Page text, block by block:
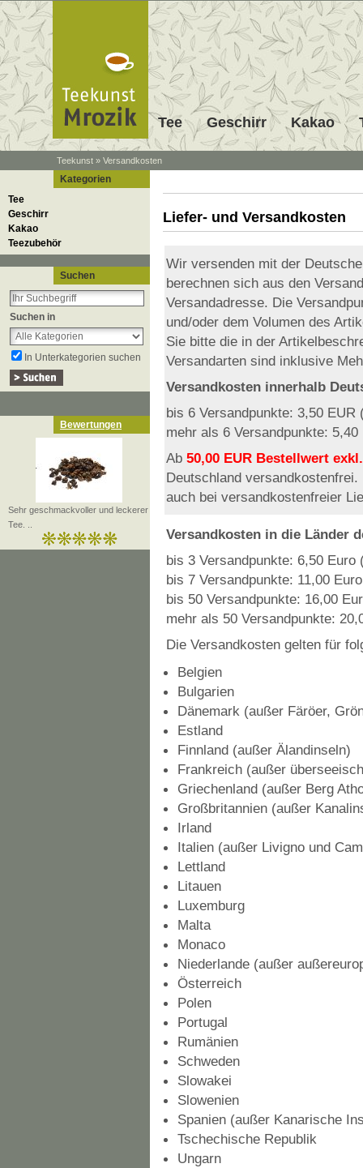
Tee Geschirr Kakao
Teekunst » Versandkosten
Kategorien
Tee
Geschirr
Kakao
Teezubehör
Suchen
Suchen in
In Unterkategorien suchen
Bewertungen
Sehr geschmackvoller und leckerer
Tee. ..
Liefer- und Versandkosten
Wir versenden mit der
berechnen sich aus den
Versandadresse. Die
und/oder dem Volumen des
Sie bitte die in der
Versandarten sind inklusive
Versandkosten innerhalb
bis 6 Versandpunkte: 3,50 EUR
mehr als 6 Versandpunkte:
Ab 50,00 EUR Bestellwert
Deutschland
auch bei versandkostenfreier
Versandkosten in die Länder
bis 3 Versandpunkte: 6,50
bis 7 Versandpunkte: 11,00
bis 50 Versandpunkte: 16,00
mehr als 50 Versandpunkte:
Die Versandkosten gelten für
Belgien
Bulgarien
Dänemark (außer Färöer,
Estland
Finnland (außer Älandinseln)
Frankreich (außer
Griechenland (außer Berg
Großbritannien (außer
Irland
Italien (außer Livigno und
Lettland
Litauen
Luxemburg
Malta
Monaco
Niederlande (außer
Österreich
Polen
Portugal
Rumänien
Schweden
Slowakei
Slowenien
Spanien (außer Kanarische
Tschechische Republik
Ungarn